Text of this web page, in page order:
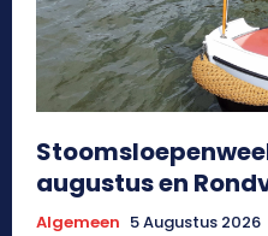
augustus en
Algemeen 5 Augustus 2026